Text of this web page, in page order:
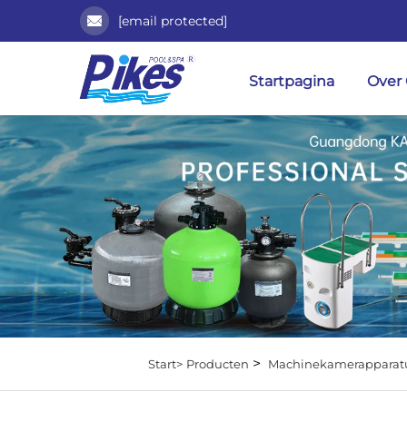
[email protected]
Startpagina Over
Start> Producten >